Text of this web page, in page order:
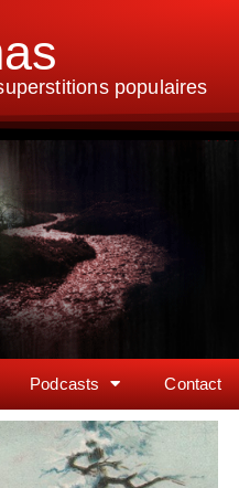
populaires
Podcasts Contact